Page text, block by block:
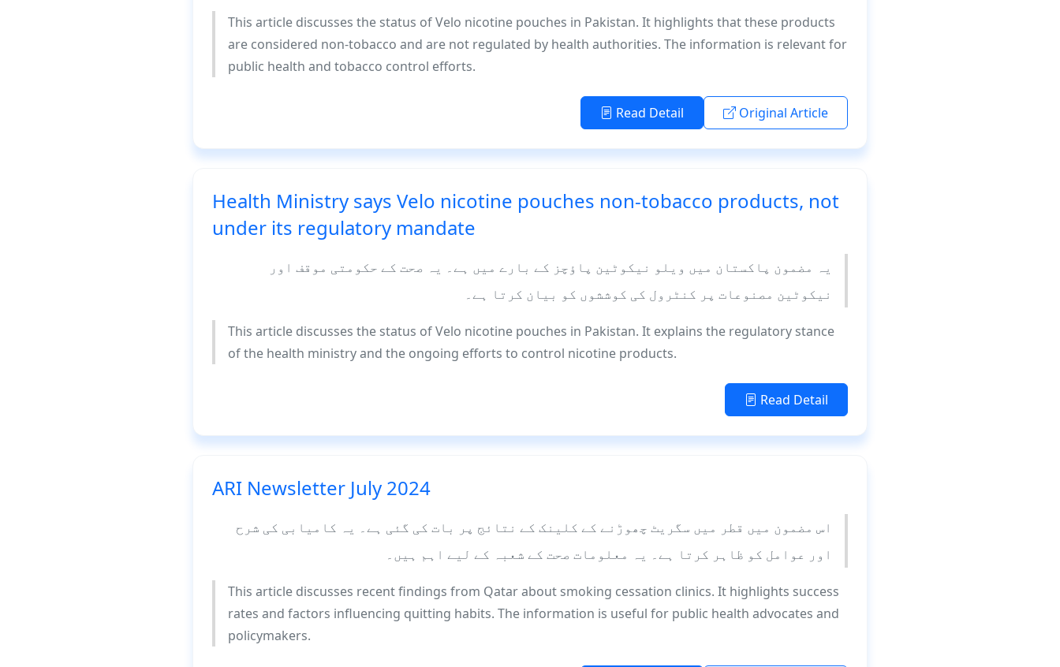
This article discusses the status of Velo nicotine pouches in Pakistan. It highlights that these products
are considered non-tobacco and are not regulated by health authorities. The information is relevant for
public health and tobacco control efforts.
Read Detail Original Article
Health Ministry says Velo nicotine pouches non-tobacco products, not
under its regulatory mandate
یہ مضمون پاکستان میں ویلو نیکوٹین پاؤچز کے بارے میں ہے۔ یہ صحت کے حکومتی موقف اور
نیکوٹین مصنوعات پر کنٹرول کی کوششوں کو بیان کرتا ہے۔
This article discusses the status of Velo nicotine pouches in Pakistan. It explains the regulatory stance
of the health ministry and the ongoing efforts to control nicotine products.
Read Detail
ARI Newsletter July 2024
اس مضمون میں قطر میں سگریٹ چھوڑنے کے کلینک کے نتائج پر بات کی گئی ہے۔ یہ کامیابی کی شرح
اور عوامل کو ظاہر کرتا ہے۔ یہ معلومات صحت کے شعبہ کے لیے اہم ہیں۔
This article discusses recent findings from Qatar about smoking cessation clinics. It highlights success
rates and factors influencing quitting habits. The information is useful for public health advocates and
policymakers.